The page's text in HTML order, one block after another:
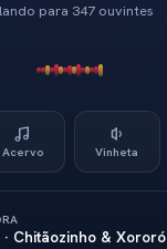
para 347 ouvintes
Acervo Vinheta
· Chitãozinho & Xororó